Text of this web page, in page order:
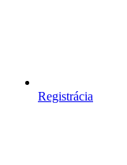
Registrácia